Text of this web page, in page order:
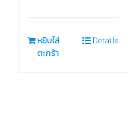
หยิบใส่
ตะกร้า
Details